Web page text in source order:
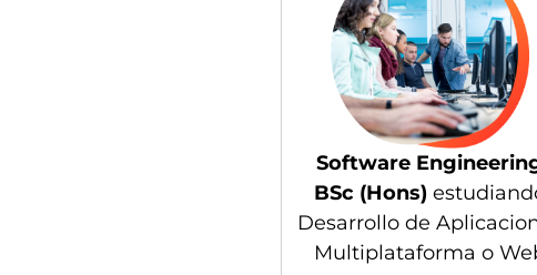
Software
BSc (Hons)
Desarrollo de
Multiplataforma o